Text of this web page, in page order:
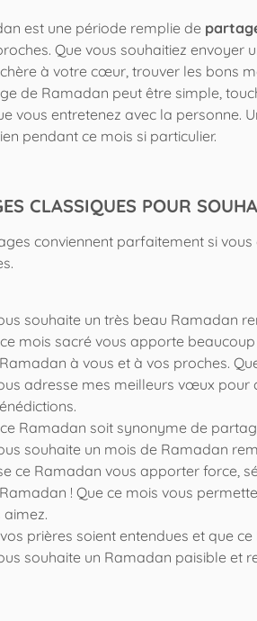
est une période remplie de
Que vous souhaitiez
à votre cœur, trouver les bons
de Ramadan peut être simple,
vous entretenez avec la personne.
pendant ce mois si particulier.
CLASSIQUES POUR
conviennent parfaitement si
souhaite un très beau Ramadan
mois sacré vous apporte
à vous et à vos proches.
adresse mes meilleurs vœux pour
Ramadan soit synonyme de
souhaite un mois de Ramadan
ce Ramadan vous apporter force,
! Que ce mois vous
aimez.
prières soient entendues et que
souhaite un Ramadan paisible et